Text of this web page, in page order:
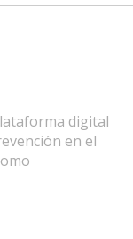
digital
en el